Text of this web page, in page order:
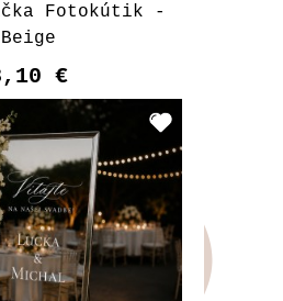
Fotokútik -
Beige
€
variant